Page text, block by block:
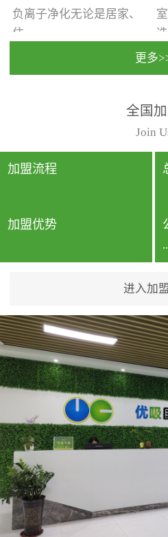
负离子净化无论是居家、
住...
动，人类长时间停留的室
内空间都有整体消毒的需
要。因为空间内人流携带
的、空气...
选
更多
全国
Join
加盟流程
加盟优势
进入加